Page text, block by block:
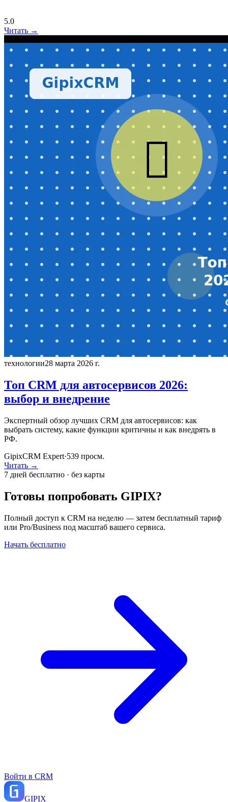
5.0
Читать →
технологии28 марта 2026 г.
Топ CRM для автосервисов 2026:
выбор и внедрение
Экспертный обзор лучших CRM для автосервисов: как
выбрать систему, какие функции критичны и как внедрять в
РФ.
GipixCRM Expert·539 просм.
Читать →
7 дней бесплатно · без карты
Готовы попробовать GIPIX?
Полный доступ к CRM на неделю — затем бесплатный тариф
или Pro/Business под масштаб вашего сервиса.
Начать бесплатно
Войти в CRM
GIPIX